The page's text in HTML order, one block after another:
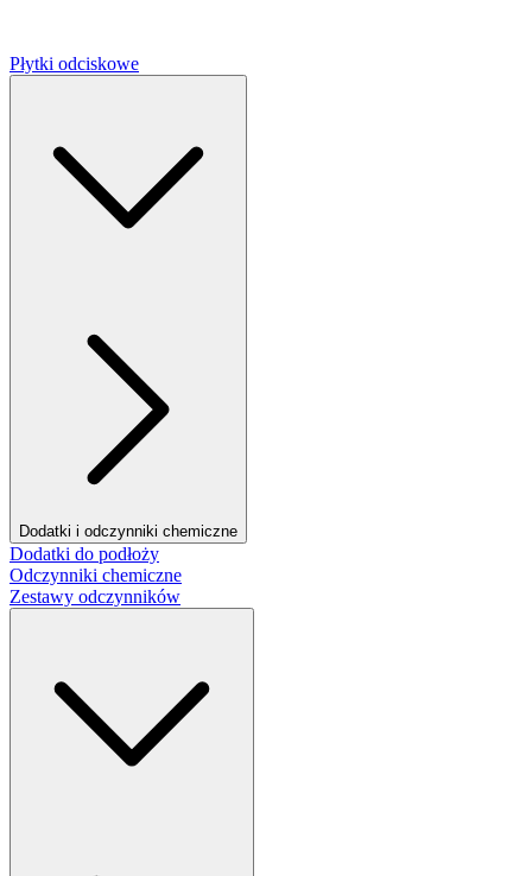
Płytki odciskowe
Dodatki i odczynniki chemiczne
Dodatki do podłoży
Odczynniki chemiczne
Zestawy odczynników